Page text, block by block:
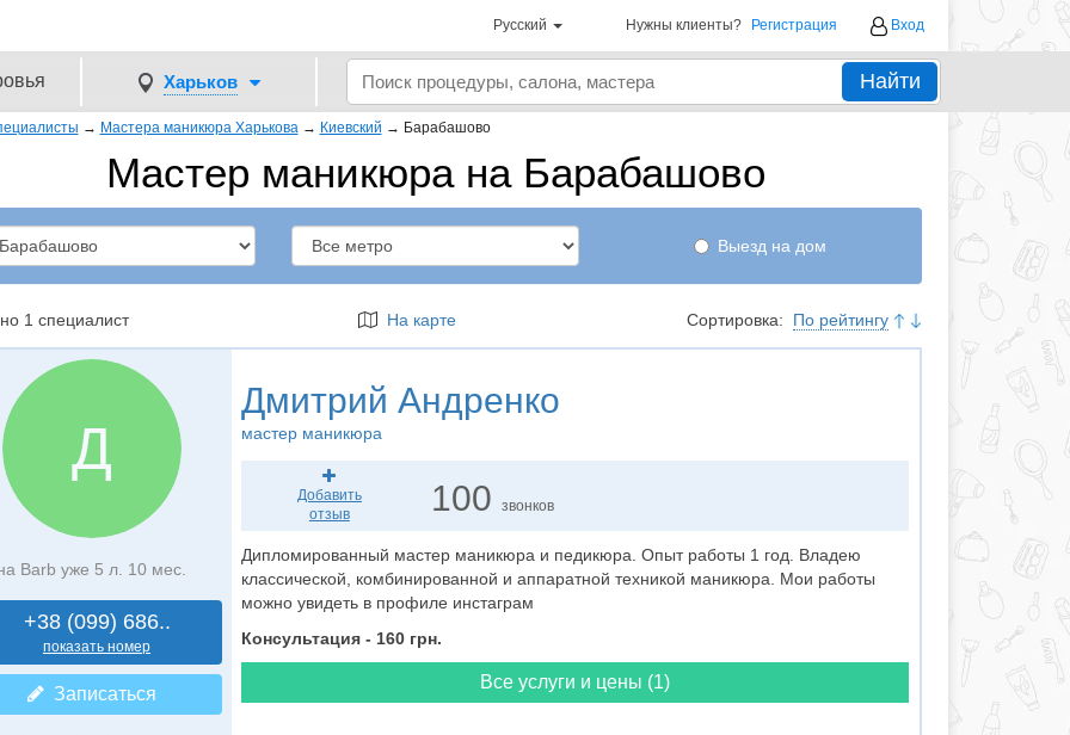
Русский Нужны клиенты? Регистрация Вход
Харьков Найти
→ Мастера маникюра Харькова → Киевский → Барабашово
Мастер маникюра на Барабашово
Выезд на дом
1 специалист На карте Сортировка: По рейтингу
Д
Barb уже 5 л. 10 мес.
+38 (099) 686..
показать номер
Записаться
Дмитрий Андренко
мастер маникюра
Добавить
отзыв
100звонков
Дипломированный мастер маникюра и педикюра. Опыт работы 1 год. Владею
классической, комбинированной и аппаратной техникой маникюра. Мои работы
можно увидеть в профиле инстаграм
Консультация - 160 грн.
Все услуги и цены (1)